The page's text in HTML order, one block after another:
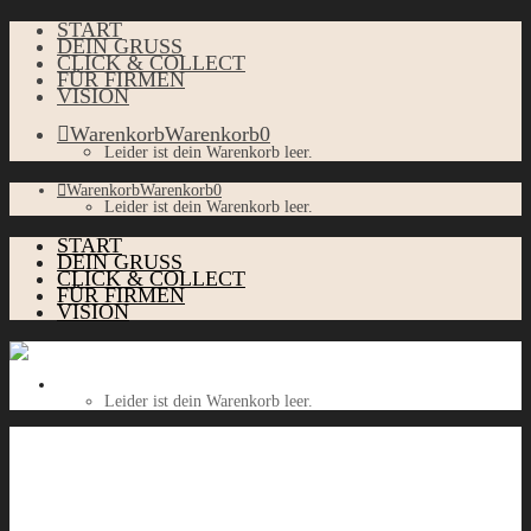
START
DEIN GRUSS
CLICK & COLLECT
FÜR FIRMEN
VISION
WarenkorbWarenkorb0
Leider ist dein Warenkorb leer.
WarenkorbWarenkorb0
Leider ist dein Warenkorb leer.
START
DEIN GRUSS
CLICK & COLLECT
FÜR FIRMEN
VISION
Leider ist dein Warenkorb leer.